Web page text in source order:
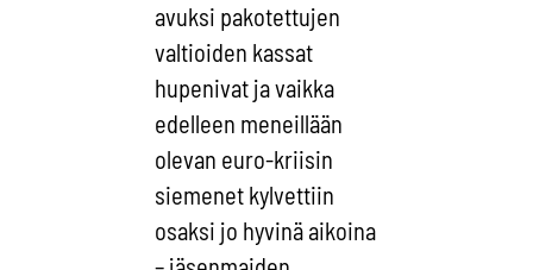
avuksi pakotettujen
valtioiden kassat
hupenivat ja vaikka
edelleen meneillään
olevan euro-kriisin
siemenet kylvettiin
osaksi jo hyvinä aikoina